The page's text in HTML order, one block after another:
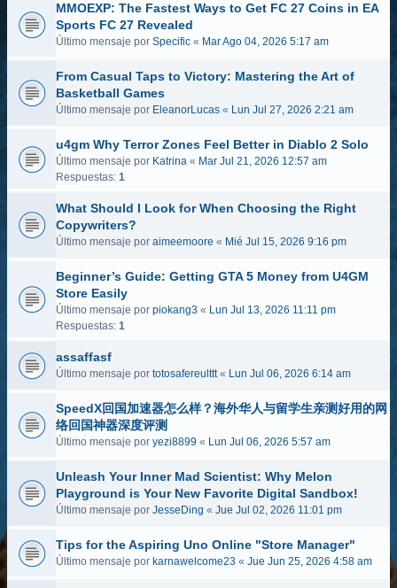
MMOEXP: The Fastest Ways to Get FC 27 Coins in EA
Sports FC 27 Revealed
Último mensaje por Specific « Mar Ago 04, 2026 5:17 am
From Casual Taps to Victory: Mastering the Art of
Basketball Games
Último mensaje por EleanorLucas « Lun Jul 27, 2026 2:21 am
u4gm Why Terror Zones Feel Better in Diablo 2 Solo
Último mensaje por Katrina « Mar Jul 21, 2026 12:57 am
Respuestas: 1
What Should I Look for When Choosing the Right
Copywriters?
Último mensaje por aimeemoore « Mié Jul 15, 2026 9:16 pm
Beginner’s Guide: Getting GTA 5 Money from U4GM
Store Easily
Último mensaje por piokang3 « Lun Jul 13, 2026 11:11 pm
Respuestas: 1
assaffasf
Último mensaje por totosafereulttt« Lun Jul 06, 2026 6:14 am
SpeedX回国加速器怎么样？海外华人与留学生亲测好用的网
络回国神器深度评测
Último mensaje por yezi8899 « Lun Jul 06, 2026 5:57 am
Unleash Your Inner Mad Scientist: Why Melon
Playground is Your New Favorite Digital Sandbox!
Último mensaje por JesseDing « Jue Jul 02, 2026 11:01 pm
Tips for the Aspiring Uno Online "Store Manager"
Último mensaje por karnawelcome23 « Jue Jun 25, 2026 4:58 am